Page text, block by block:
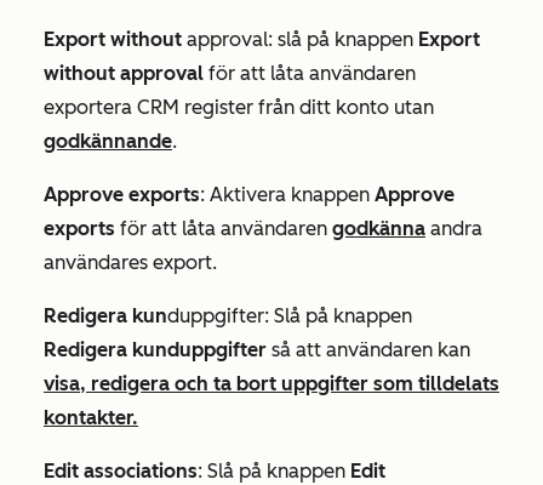
Export without approval: slå på knappen Export
without approval för att låta användaren
exportera CRM register från ditt konto utan
godkännande.
Approve exports: Aktivera knappen Approve
exports för att låta användaren godkänna andra
användares export.
Redigera kunduppgifter: Slå på knappen
Redigera kunduppgifter så att användaren kan
visa, redigera och ta bort uppgifter som tilldelats
kontakter.
Edit associations: Slå på knappen Edit